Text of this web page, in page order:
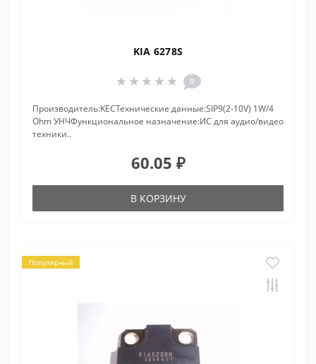
KIA 6278S
0
Производитель:KECТехнические данные:SIP9(2-10V) 1W/4
Ohm УНЧФункциональное назначение:ИС для аудио/видео
техники..
60.05 ₽
В КОРЗИНУ
Популярный